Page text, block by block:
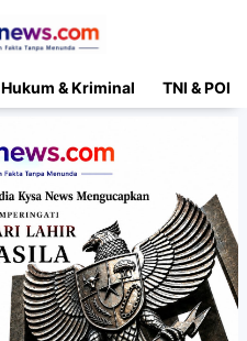
Hukum & Kriminal TNI &